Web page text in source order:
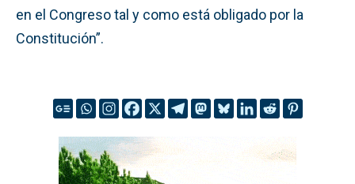
en el Congreso tal y como está obligado por la
Constitución”.